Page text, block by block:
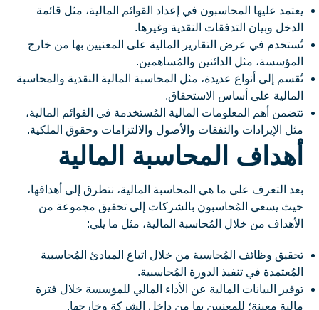
يعتمد عليها المحاسبون في إعداد القوائم المالية، مثل قائمة
الدخل وبيان التدفقات النقدية وغيرها.
تُستخدم في عرض التقارير المالية على المعنيين بها من خارج
المؤسسة، مثل الدائنين والمُساهمين.
تُقسم إلى أنواع عديدة، مثل المحاسبة المالية النقدية والمحاسبة
المالية على أساس الاستحقاق.
تتضمن أهم المعلومات المالية المُستخدمة في القوائم المالية،
مثل الإيرادات والنفقات والأصول والالتزامات وحقوق الملكية.
أهداف المحاسبة المالية
بعد التعرف على ما هي المحاسبة المالية، نتطرق إلى أهدافها،
حيث يسعى المُحاسبون بالشركات إلى تحقيق مجموعة من
الأهداف من خلال المُحاسبة المالية، مثل ما يلي:
تحقيق وظائف المُحاسبة من خلال اتباع المبادئ المُحاسبية
المُعتمدة في تنفيذ الدورة المُحاسبية.
توفير البيانات المالية عن الأداء المالي للمؤسسة خلال فترة
مالية معينة؛ للمعنيين بها من داخل الشركة وخارجها.